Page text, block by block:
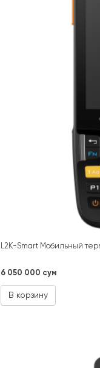
L2K-Smart Мобильный
6 050 000 сум
В корзину